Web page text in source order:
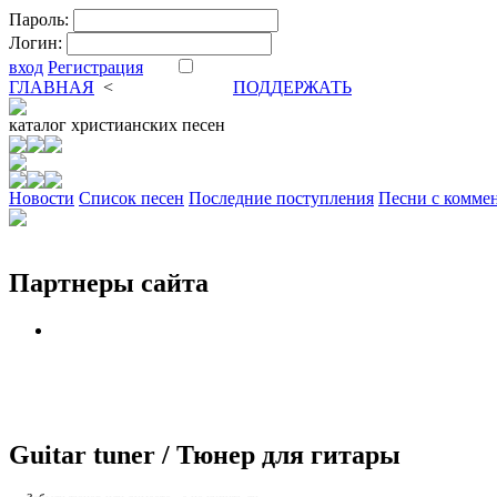
Пароль:
Логин:
вход Регистрация
ГЛАВНАЯ <
ПОДДЕРЖАТЬ
каталог христианских песен
Новости Cписок песен Последние поступления Песни с
Партнеры сайта
Guitar tuner / Тюнер для гитары